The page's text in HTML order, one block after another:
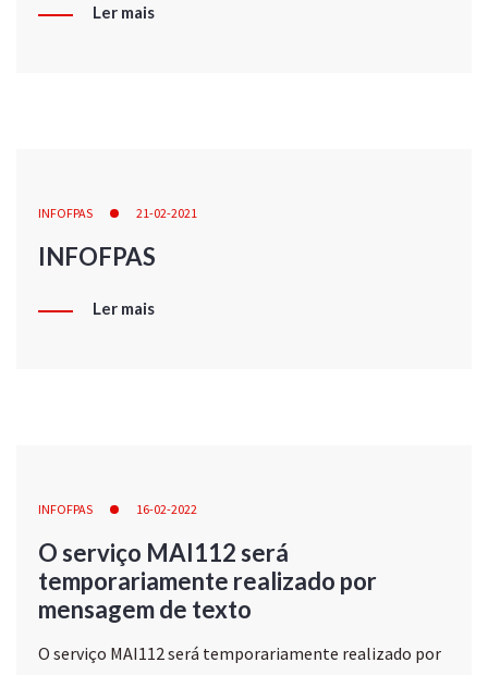
Ler mais
INFOFPAS 21-02-2021
INFOFPAS
Ler mais
INFOFPAS 16-02-2022
O serviço MAI112 será
temporariamente realizado por
mensagem de texto
O serviço MAI112 será temporariamente realizado por